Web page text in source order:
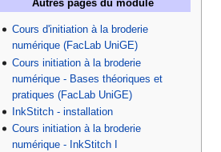
Autres pages du module
Cours d'initiation à la broderie
numérique (FacLab UniGE)
Cours initiation à la broderie
numérique - Bases théoriques et
pratiques (FacLab UniGE)
InkStitch - installation
Cours initiation à la broderie
numérique - InkStitch I